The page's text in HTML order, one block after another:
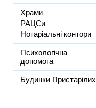
Храми
РАЦСи
Нотаріальні контори
Психологічна
допомога
Будинки Пристарілих